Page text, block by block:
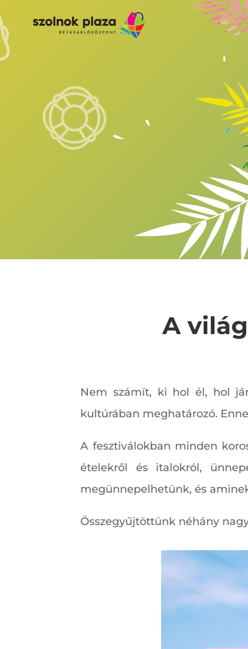
A
Nem számít, ki hol él, hol
kultúrában meghatározó.
A fesztiválokban minden
ételekről és italokról,
megünnepelhetünk, és
Összegyűjtöttünk néhány